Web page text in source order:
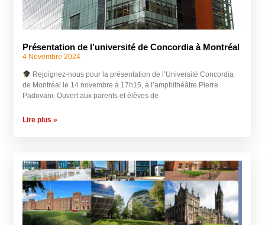
Présentation de l’université de Concordia à Montréal
4 Novembre 2024
Rejoignez-nous pour la présentation de l’Université Concordia
de Montréal le 14 novembre à 17h15, à l’amphithéâtre Pierre
Padovani. Ouvert aux parents et élèves de
Lire plus »